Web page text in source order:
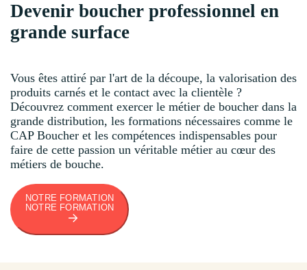
Devenir boucher professionnel en
grande surface
Vous êtes attiré par l'art de la découpe, la valorisation des
produits carnés et le contact avec la clientèle ?
Découvrez comment exercer le métier de boucher dans la
grande distribution, les formations nécessaires comme le
CAP Boucher et les compétences indispensables pour
faire de cette passion un véritable métier au cœur des
métiers de bouche.
NOTRE FORMATION
NOTRE FORMATION